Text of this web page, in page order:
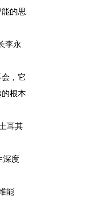
的思
李永
，它
根本
耳其
深度
能